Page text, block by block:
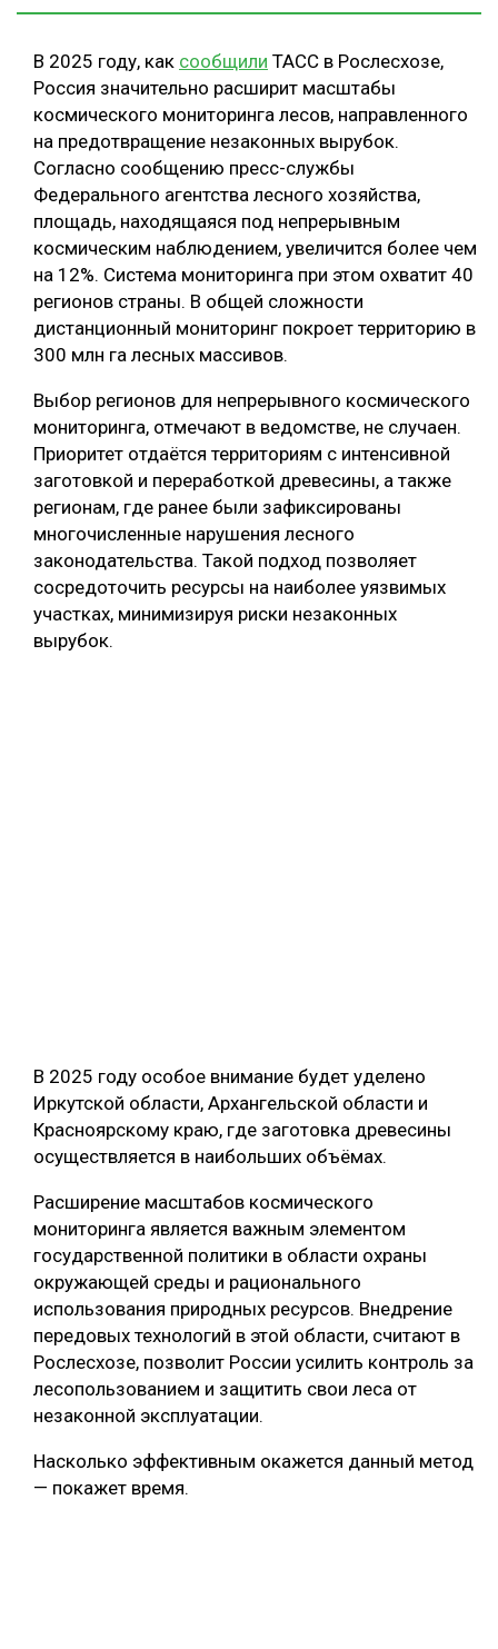
В 2025 году, как сообщили ТАСС в Рослесхозе,
Россия значительно расширит масштабы
космического мониторинга лесов, направленного
на предотвращение незаконных вырубок.
Согласно сообщению пресс-службы
Федерального агентства лесного хозяйства,
площадь, находящаяся под непрерывным
космическим наблюдением, увеличится более чем
на 12%. Система мониторинга при этом охватит 40
регионов страны. В общей сложности
дистанционный мониторинг покроет территорию в
300 млн га лесных массивов.
Выбор регионов для непрерывного космического
мониторинга, отмечают в ведомстве, не случаен.
Приоритет отдаётся территориям с интенсивной
заготовкой и переработкой древесины, а также
регионам, где ранее были зафиксированы
многочисленные нарушения лесного
законодательства. Такой подход позволяет
сосредоточить ресурсы на наиболее уязвимых
участках, минимизируя риски незаконных
вырубок.
В 2025 году особое внимание будет уделено
Иркутской области, Архангельской области и
Красноярскому краю, где заготовка древесины
осуществляется в наибольших объёмах.
Расширение масштабов космического
мониторинга является важным элементом
государственной политики в области охраны
окружающей среды и рационального
использования природных ресурсов. Внедрение
передовых технологий в этой области, считают в
Рослесхозе, позволит России усилить контроль за
лесопользованием и защитить свои леса от
незаконной эксплуатации.
Насколько эффективным окажется данный метод
— покажет время.